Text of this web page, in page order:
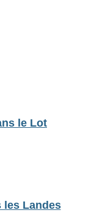
le Lot
les Landes